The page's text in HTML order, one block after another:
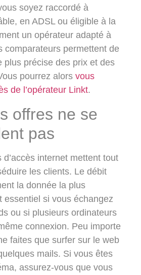
soyez raccordé à
en ADSL ou éligible à la
un opérateur adapté à
comparateurs permettent de
plus précise des prix et des
pourrez alors vous
de l’opérateur Linkt.
offres ne se
pas
d’accès internet mettent tout
les clients. Le débit
la donnée la plus
essentiel si vous échangez
ou si plusieurs ordinateurs
connexion. Peu importe
faites que surfer sur le web
mails. Si vous êtes
assurez-vous que vous